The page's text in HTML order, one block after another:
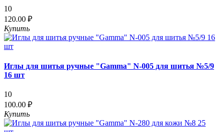
10
120.00 ₽
Купить
Иглы для шитья ручные "Gamma" N-005 для шитья №5/9
16 шт
10
100.00 ₽
Купить